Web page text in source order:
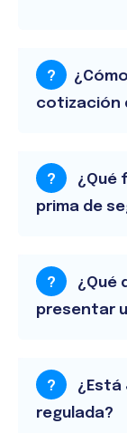
?
cotización
?
¿Qué
prima de
?
¿Qué
presentar
?
¿Está
regulada?